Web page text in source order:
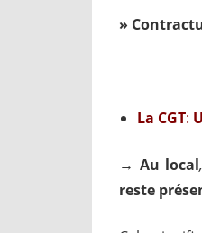
»
La CGT:
→ Au local
reste